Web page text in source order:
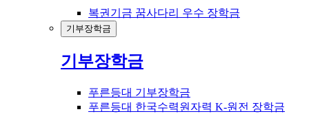
복권기금 꿈사다리 우수 장학금
기부장학금
기부장학금
푸른등대 기부장학금
푸른등대 한국수력원자력 K-원전 장학금